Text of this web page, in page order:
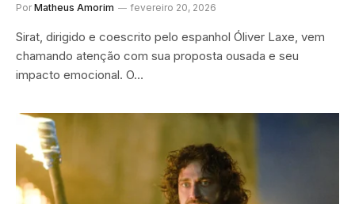
Por Matheus Amorim fevereiro 20, 2026
Sirat, dirigido e coescrito pelo espanhol Óliver Laxe, vem
chamando atenção com sua proposta ousada e seu
impacto emocional. O…